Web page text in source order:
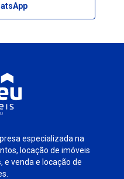
especializada na
locação de imóveis
e venda e locação de